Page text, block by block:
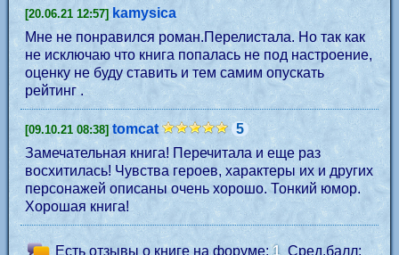
[20.06.21 12:57] kamysica
Мне не понравился роман.Перелистала. Но так как
не исключаю что книга попалась не под настроение,
оценку не буду ставить и тем самим опускать
рейтинг .
[09.10.21 08:38] tomcat
5
Замечательная книга! Перечитала и еще раз
восхитилась! Чувства героев, характеры их и других
персонажей описаны очень хорошо. Тонкий юмор.
Хорошая книга!
Есть отзывы о книге на форуме:1 Сред.балл: